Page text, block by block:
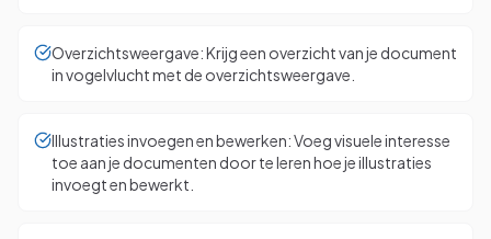
Overzichtsweergave: Krijg een overzicht van je document
in vogelvlucht met de overzichtsweergave.
Illustraties invoegen en bewerken: Voeg visuele interesse
toe aan je documenten door te leren hoe je illustraties
invoegt en bewerkt.